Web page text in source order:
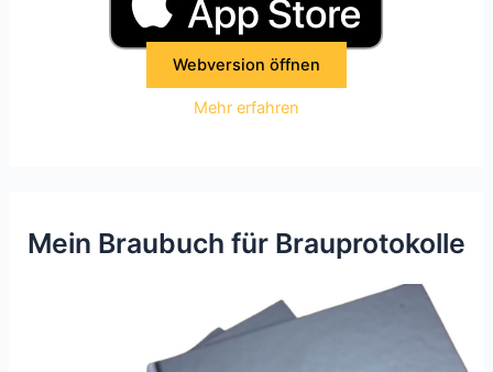
Webversion öffnen
Mehr erfahren
Mein Braubuch für Brauprotokolle